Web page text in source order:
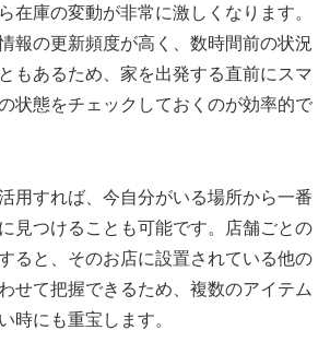
在庫の変動が非常に激しくなります。
報の更新頻度が高く、数時間前の状況
もあるため、家を出発する直前にスマ
状態をチェックしておくのが効率的で
用すれば、今自分がいる場所から一番
見つけることも可能です。店舗ごとの
ると、そのお店に設置されている他の
せて把握できるため、複数のアイテム
時にも重宝します。